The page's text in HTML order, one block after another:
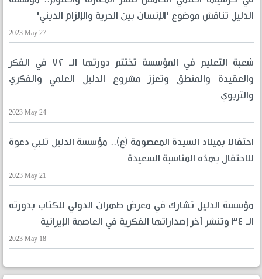
الدليل تناقش موضوع "الإنسان بين الحرية والإلزام الديني"
2023 May 27
شعبة التعليم في المؤسسة تختتم دورتها الـ ٧٢ في الفكر
والعقيدة والمنطق وتعزز مشروع الدليل العلمي والفكري
والتربوي
2023 May 24
احتفالا بميلاد السيدة المعصومة (ع).. مؤسسة الدليل تلبي دعوة
للاحتفال بهذه المناسبة السعيدة
2023 May 21
مؤسسة الدليل تشارك في معرض طهران الدولي للكتاب بدورته
الـ ٣٤ وتنشر آخر إصداراتها الفكرية في العاصمة الإيرانية
2023 May 18